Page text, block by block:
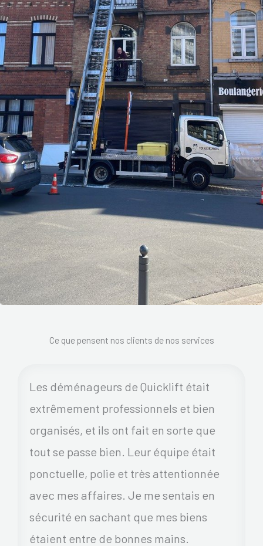
Ce que pensent nos clients de nos services
Les déménageurs de Quicklift était
extrêmement professionnels et bien
organisés, et ils ont fait en sorte que
tout se passe bien. Leur équipe était
ponctuelle, polie et très attentionnée
avec mes affaires. Je me sentais en
sécurité en sachant que mes biens
étaient entre de bonnes mains.